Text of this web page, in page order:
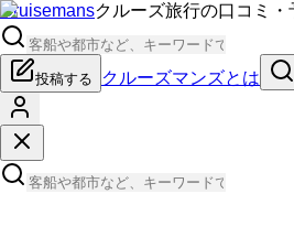
Cruisemansクルーズ旅行の口コミ・
投稿する クルーズマンズとは